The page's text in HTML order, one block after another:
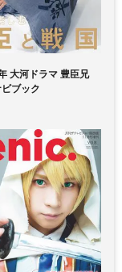
大河ドラマ 豊臣兄
ブック